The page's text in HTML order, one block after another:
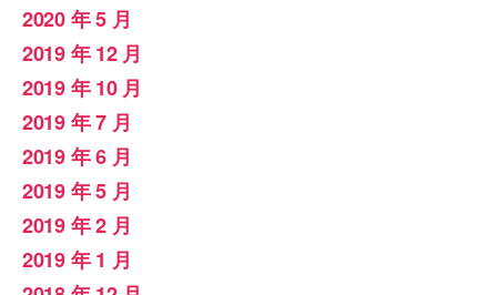
2020 年 5 月
2019 年 12 月
2019 年 10 月
2019 年 7 月
2019 年 6 月
2019 年 5 月
2019 年 2 月
2019 年 1 月